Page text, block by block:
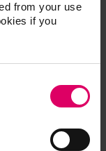
from your use
if you